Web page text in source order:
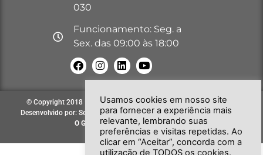
030
Funcionamento: Seg. a
Sex. das 09:00 às 18:00
© Copyright 2018 – 2026. Todos os direitos reservados à GOB-SP |
Desenvolvido por: Secretária de Comunicação e Informática do GOB-SP
O GOB-SPEVOLUINDO PARA VOCÊ!
Usamos cookies em nosso site
para fornecer a experiência mais
relevante, lembrando suas
preferências e visitas repetidas. Ao
clicar em “Aceitar”, concorda com a
utilização de TODOS os cookies.